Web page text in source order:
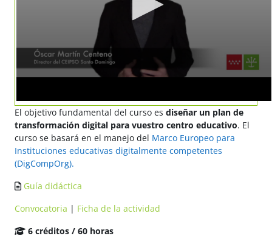
El objetivo fundamental del curso es diseñar un plan de
transformación digital para vuestro centro educativo. El
curso se basará en el manejo del Marco Europeo para
Instituciones educativas digitalmente competentes
(DigCompOrg).
Guía didáctica
Convocatoria | Ficha de la actividad
6 créditos / 60 horas